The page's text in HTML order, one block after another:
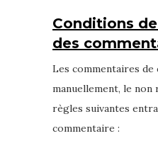
Conditions
des
Les commentaires
manuellement, le non
règles suivantes
commentaire :